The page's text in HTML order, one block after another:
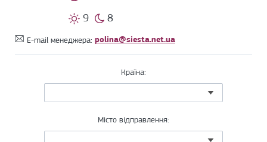
9 8
E-mail менеджера: polina@siesta.net.ua
Країна:
Місто відправлення: